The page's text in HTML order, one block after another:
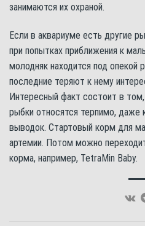
занимаются их охраной.
Если в аквариуме есть другие
при попытках приближения к
молодняк находится под опекой
последние теряют к нему
Интересный факт состоит в
рыбки относятся терпимо,
выводок. Стартовый корм для
артемии. Потом можно
корма, например, TetraMin Baby.